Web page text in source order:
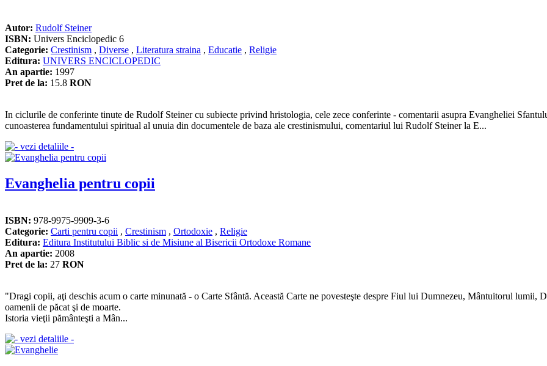
Autor: Rudolf Steiner
ISBN: Univers Enciclopedic 6
Categorie: Crestinism , Diverse , Literatura straina , Educatie , Religie
Editura: UNIVERS ENCICLOPEDIC
An apartie: 1997
Pret de la: 15.8 RON
In ciclurile de conferinte tinute de Rudolf Steiner cu subiecte privind hristologia, cele zece conferinte - comentarii asupra Evangheliei
cunoasterea fundamentului spiritual al unuia din documentele de baza ale crestinismului, comentariul lui Rudolf Steiner la E...
Evanghelia pentru copii
ISBN: 978-9975-9909-3-6
Categorie: Carti pentru copii , Crestinism , Ortodoxie , Religie
Editura: Editura Institutului Biblic si de Misiune al Bisericii Ortodoxe Romane
An apartie: 2008
Pret de la: 27 RON
"Dragi copii, aţi deschis acum o carte minunată - o Carte Sfântă. Această Carte ne povesteşte despre Fiul lui Dumnezeu, Mântuitorul lumii,
oamenii de păcat şi de moarte.
Istoria vieţii pământeşti a Mân...